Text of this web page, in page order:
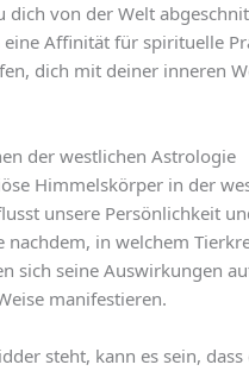
dich von der Welt
eine Affinität für spirituelle
dich mit deiner inneren
der westlichen Astrologie
Himmelskörper in der
unsere Persönlichkeit
nachdem, in welchem
sich seine Auswirkungen
manifestieren.
steht, kann es sein, dass